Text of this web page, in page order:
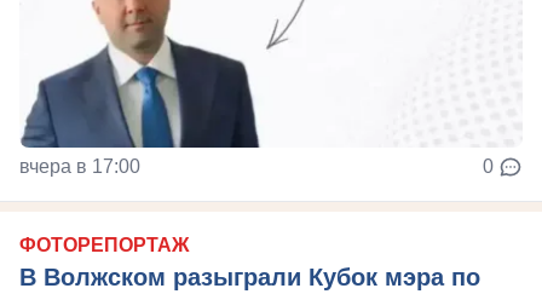
вчера в 17:00 0
ФОТОРЕПОРТАЖ
В Волжском разыграли Кубок мэра по